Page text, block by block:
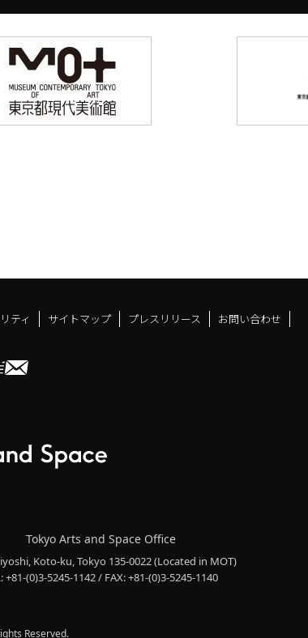
ティ サイトマップ プレスリリース お問い合わせ
アーツアンドスペー
ールニュース
Tokyo Arts and Space Office
Koto-ku, Tokyo 135-0022(Located in MOT)
+81-(0)3-5245-1142 / FAX: +81-(0)3-5245-1140
Reserved.